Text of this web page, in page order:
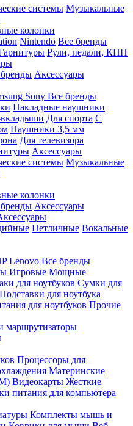
системы Музыкальные
колонки
Nintendo Все бренды
Рули, педали, КПП
Аксессуары
Sony Все бренды
Накладные наушники
Для спорта С
Наушники 3,5 мм
Для телевизора
Аксессуары
системы Музыкальные
колонки
Аксессуары
Петличные Вокальные
Lenovo Все бренды
Игровые Мощные
для ноутбуков Сумки для
Подставки для ноутбука
для ноутбуков Прочие
маршрутизаторы
Процессоры для
Материнские
Видеокарты Жесткие
питания для компьютера
Комплекты мышь и